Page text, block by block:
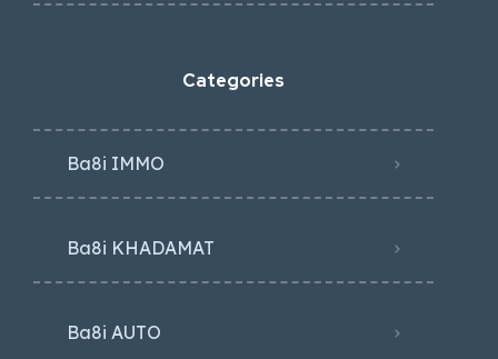
Categories
Ba8i IMMO
Ba8i KHADAMAT
Ba8i AUTO